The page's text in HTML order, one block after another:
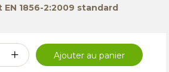
1856-2:2009 standard
Ajouter au panier